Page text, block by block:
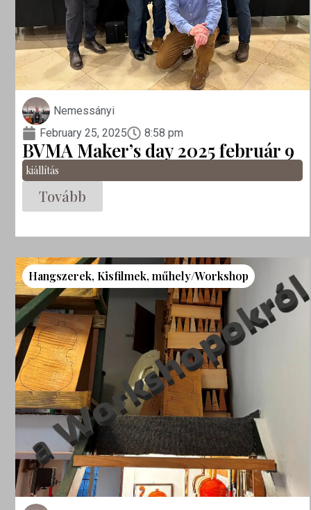
Nemessányi
February 25, 2025
8:58 pm
BVMA Maker’s day 2025 február 9
kiállítás
Tovább
Hangszerek, Kisfilmek,műhely/Workshop